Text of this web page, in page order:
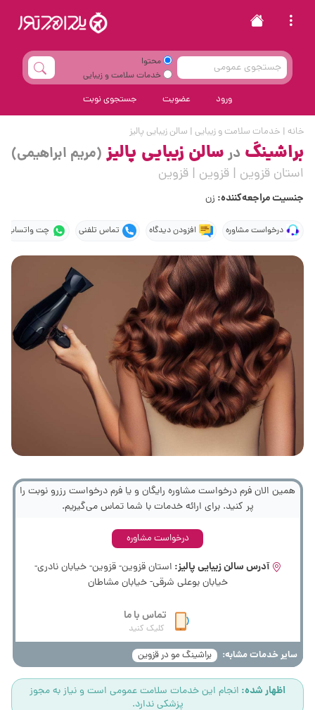
محتوا
خدمات سلامت و زیبایی
ورود عضویت جستجوی نوبت
خانه | خدمات سلامت و زیبایی | سالن زیبایی پالیز
براشینگ درسالن زیبایی پالیز (مریم ابراهیمی)
استان قزوین | قزوین | قزوین
جنسیت مراجعه‌کننده: زن
درخواست مشاوره افزودن دیدگاه تماس تلفنی چت واتساپ
همین الان فرم درخواست مشاوره رایگان و یا فرم درخواست رزرو نوبت را
پر کنید. برای ارائه خدمات با شما تماس می‌گیریم.
درخواست مشاوره
آدرس سالن زیبایی پالیز: استان قزوین- قزوین- خیابان نادری-
خیابان بوعلی شرقی- خیابان مشاطان
تماس با ما
کلیک کنید
سایر خدمات مشابه: براشینگ مو در قزوین
اظهار شده: انجام این خدمات سلامت عمومی است و نیاز به مجوز
پزشکی ندارد.